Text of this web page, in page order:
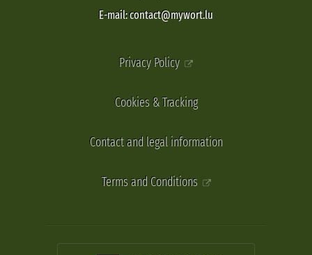
E-mail: contact@mywort.lu
Privacy Policy
Cookies & Tracking
Contact and legal information
Terms and Conditions